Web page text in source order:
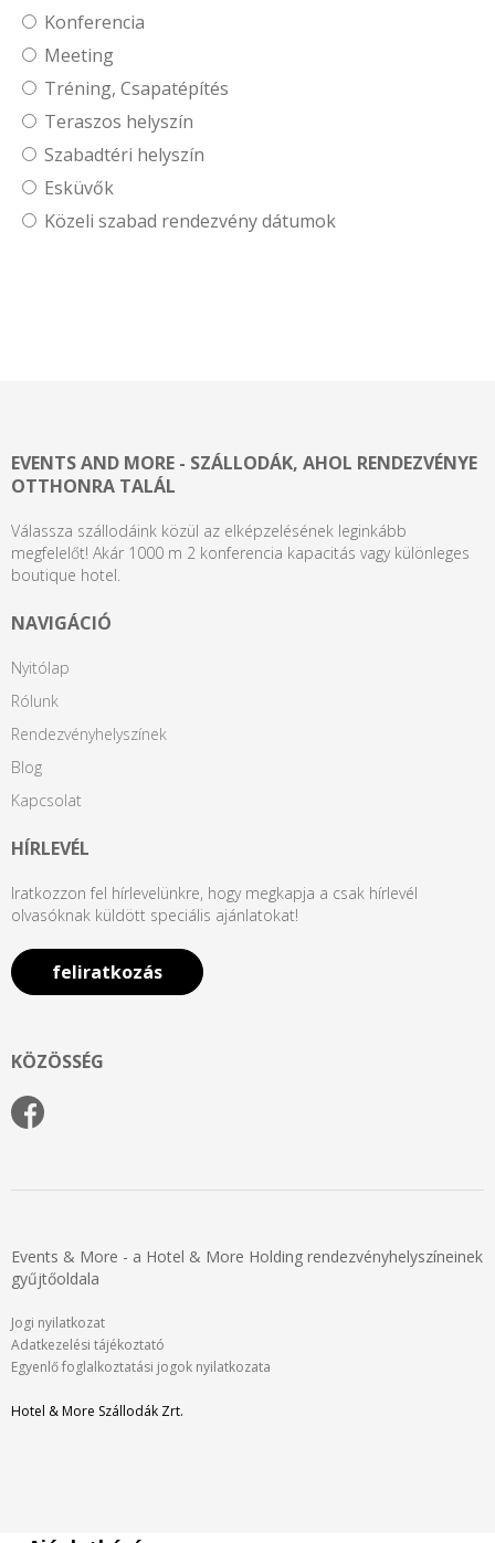
Konferencia
Meeting
Tréning, Csapatépítés
Teraszos helyszín
Szabadtéri helyszín
Esküvők
Közeli szabad rendezvény dátumok
EVENTS AND MORE - SZÁLLODÁK, AHOL RENDEZVÉNYE
OTTHONRA TALÁL
Válassza szállodáink közül az elképzelésének leginkább
megfelelőt! Akár 1000 m 2 konferencia kapacitás vagy különleges
boutique hotel.
NAVIGÁCIÓ
Nyitólap
Rólunk
Rendezvényhelyszínek
Blog
Kapcsolat
HÍRLEVÉL
Iratkozzon fel hírlevelünkre, hogy megkapja a csak hírlevél
olvasóknak küldött speciális ajánlatokat!
feliratkozás
KÖZÖSSÉG
Events & More - a Hotel & More Holding rendezvényhelyszíneinek
gyűjtőoldala
Jogi nyilatkozat
Adatkezelési tájékoztató
Egyenlő foglalkoztatási jogok nyilatkozata
Hotel & More Szállodák Zrt.